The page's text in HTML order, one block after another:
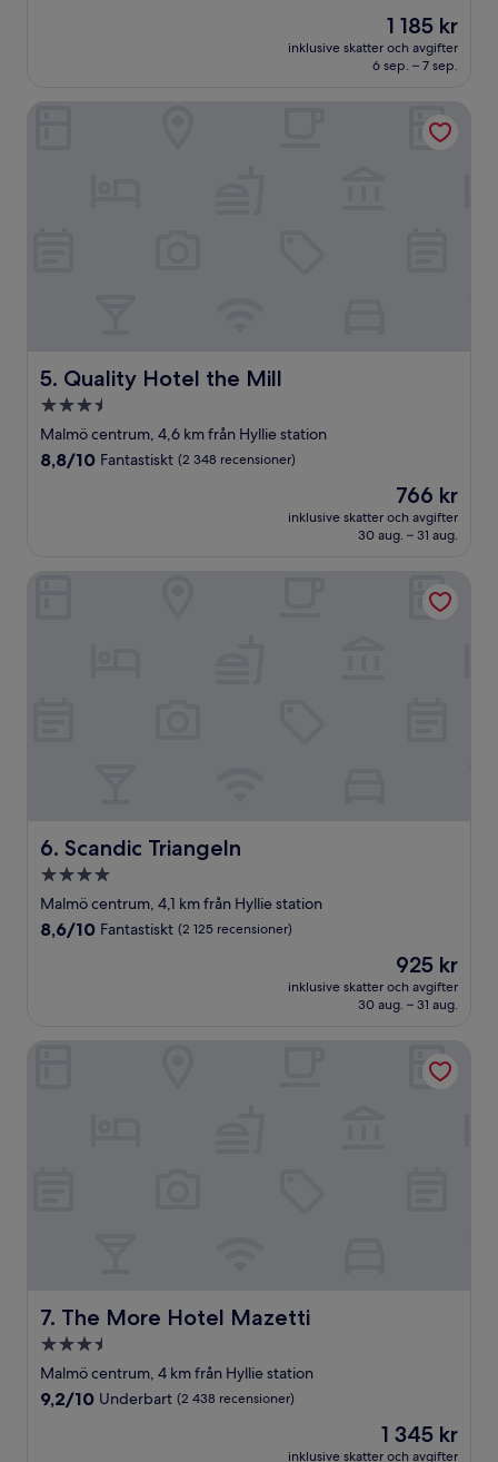
Priset
är
1 185 kr
1 185 kr
inklusive skatter och avgifter
6 sep. – 7 sep.
5. Quality Hotel the Mill
Quality Hotel the Mill
3.5-
stjärnigt
boende
Malmö centrum, 4,6 km från Hyllie station
8.8
8,8/10 Fantastiskt (2 348 recensioner)
Priset
är
766 kr
766 kr
inklusive skatter och avgifter
30 aug. – 31 aug.
6. Scandic Triangeln
Scandic Triangeln
4.0-
stjärnigt
boende
Malmö centrum, 4,1 km från Hyllie station
8.6
8,6/10 Fantastiskt (2 125 recensioner)
Priset
är
925 kr
925 kr
inklusive skatter och avgifter
30 aug. – 31 aug.
7. The More Hotel Mazetti
The More Hotel Mazetti
3.5-
stjärnigt
boende
Malmö centrum, 4 km från Hyllie station
9.2
9,2/10 Underbart (2 438 recensioner)
Priset
är
1 345 kr
inklusive skatter och avgifter